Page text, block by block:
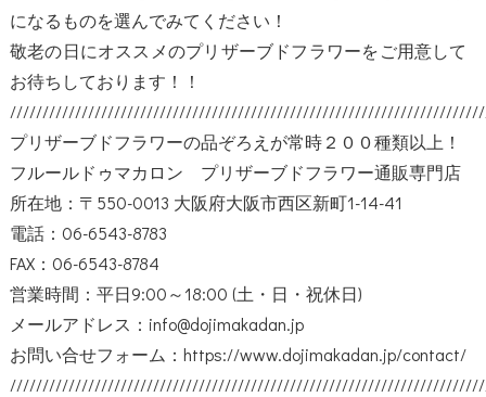
になるものを選んでみてください！
敬老の日にオススメのプリザーブドフラワーをご用意して
お待ちしております！！
プリザーブドフラワーの品ぞろえが常時２００種類以上！
フルールドゥマカロン プリザーブドフラワー通販専門店
所在地：〒550-0013 大阪府大阪市西区新町1-14-41
電話：06-6543-8783
FAX：06-6543-8784
営業時間：平日9:00～18:00 (土・日・祝休日)
メールアドレス：info@dojimakadan.jp
お問い合せフォーム： https://www.dojimakadan.jp/contact/